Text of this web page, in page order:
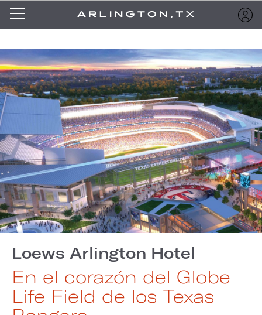
Loews Arlington Hotel
En el corazón del Globe
Life Field de los Texas